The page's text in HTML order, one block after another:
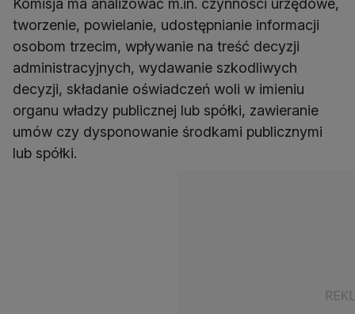
Komisja ma analizować m.in. czynności urzędowe,
tworzenie, powielanie, udostępnianie informacji
osobom trzecim, wpływanie na treść decyzji
administracyjnych, wydawanie szkodliwych
decyzji, składanie oświadczeń woli w imieniu
organu władzy publicznej lub spółki, zawieranie
umów czy dysponowanie środkami publicznymi
lub spółki.